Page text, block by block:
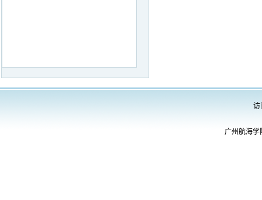
访
广州航海